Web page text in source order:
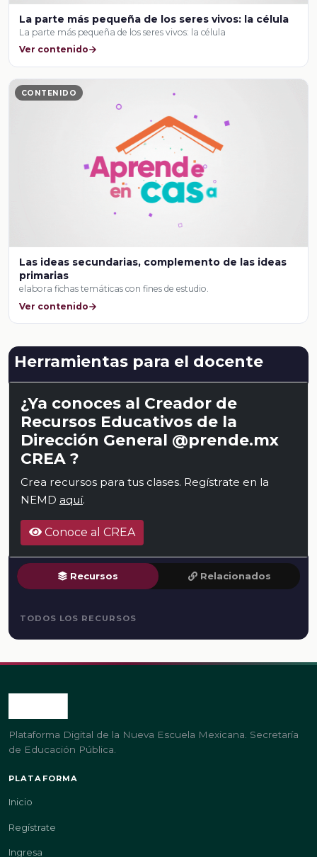
La parte más pequeña de los seres vivos: la célula
La parte más pequeña de los seres vivos: la célula
Ver contenido
CONTENIDO
Las ideas secundarias, complemento de las ideas
primarias
elabora fichas temáticas con fines de estudio.
Ver contenido
Herramientas para el docente
¿Ya conoces al Creador de
Recursos Educativos de la
Dirección General @prende.mx
CREA ?
Crea recursos para tus clases. Regístrate en la
NEMD aquí.
Conoce al CREA
Recursos Relacionados
TODOS LOS RECURSOS
Plataforma Digital de la Nueva Escuela Mexicana. Secretaría
de Educación Pública.
PLATAFORMA
Inicio
Regístrate
Ingresa